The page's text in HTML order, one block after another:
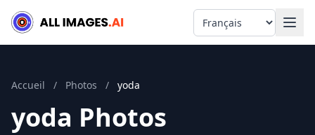
Language
Accueil / Photos / yoda
yoda Photos